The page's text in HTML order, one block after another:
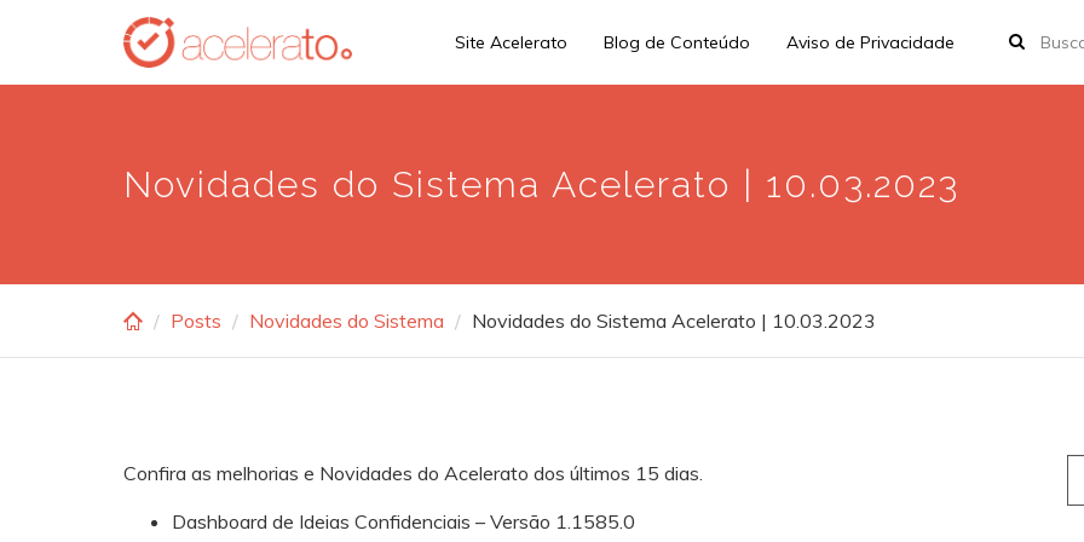
main
Site Acelerato Blog de Conteúdo Aviso de Privacidade
Novidades do Sistema Acelerato | 10.03.2023
Posts Novidades do Sistema Novidades do Sistema Acelerato | 10.03.2023
Confira as melhorias e Novidades do Acelerato dos últimos 15 dias.
Dashboard de Ideias Confidenciais – Versão 1.1585.0